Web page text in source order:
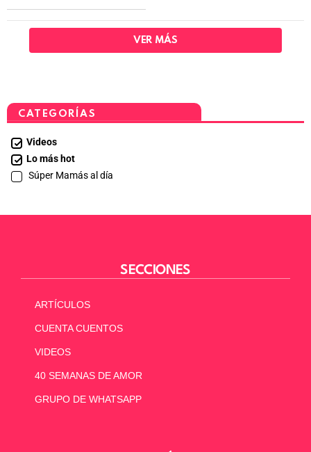
VER MÁS
CATEGORÍAS
Videos
Lo más hot
Súper Mamás al día
SECCIONES
ARTÍCULOS
CUENTA CUENTOS
VIDEOS
40 SEMANAS DE AMOR
GRUPO DE WHATSAPP